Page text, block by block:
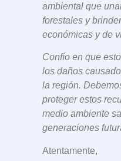
ambiental que
forestales y
económicas y de
Confío en que
los daños
la región.
proteger estos
medio ambiente
generaciones
Atentamente,